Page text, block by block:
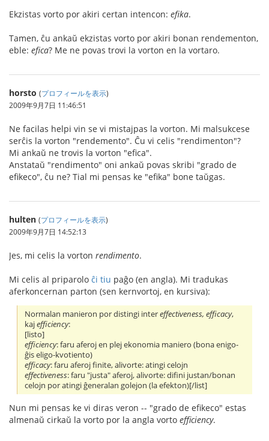
Ekzistas vorto por akiri certan intencon: efika.
Tamen, ĉu ankaŭ ekzistas vorto por akiri bonan rendementon,
eble: efica? Me ne povas trovi la vorton en la vortaro.
horsto (プロフィールを表示)
2009年9月7日 11:46:51
Ne facilas helpi vin se vi mistajpas la vorton. Mi malsukcese
serĉis la vorton "rendemento". Ĉu vi celis "rendimenton"?
Mi ankaŭ ne trovis la vorton "efica".
Anstataŭ "rendimento" oni ankaŭ povas skribi "grado de
efikeco", ĉu ne? Tial mi pensas ke "efika" bone taŭgas.
hulten (プロフィールを表示)
2009年9月7日 14:52:13
Jes, mi celis la vorton rendimento.
Mi celis al priparolo ĉi tiu paĝo (en angla). Mi tradukas
aferkoncernan parton (sen kernvortoj, en kursiva):
Normalan manieron por distingi intereffectiveness, efficacy,
kajefficiency:
[listo]
efficiency: faru aferoj en plej ekonomia maniero (bona enigo-
ĝis eligo-kvotiento)
efficacy: faru aferoj finite, alivorte: atingi celojn
effectiveness: faru "justa" aferoj, alivorte: difini justan/bonan
celojn por atingi ĝeneralan golejon (la efekton)[/list]
Nun mi pensas ke vi diras veron -- "grado de efikeco" estas
almenaŭ cirkaŭ la vorto por la angla vorto efficiency.